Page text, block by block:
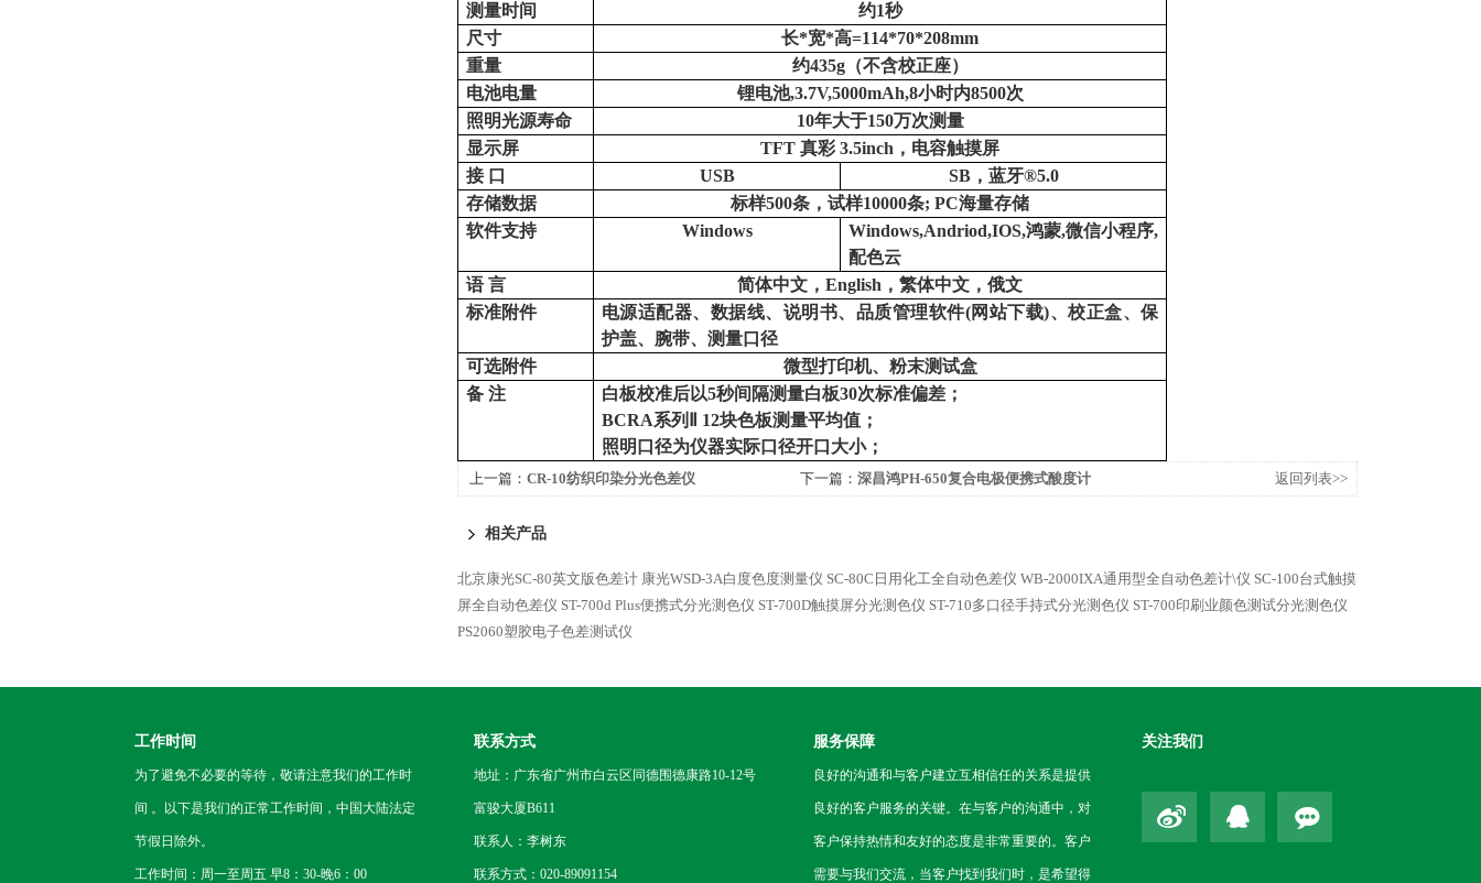
测量时间
约1秒
尺寸
长*宽*高=114*70*208mm
重量
约435g（不含校正座）
电池电量
锂电池,3.7V,5000mAh,8小时内8500次
照明光源寿命
10年大于150万次测量
显示屏
TFT 真彩 3.5inch，电容触摸屏
接 口 USB
SB，蓝牙®5.0
存储数据
标样500条，试样10000条; PC海量存储
软件支持
Windows
Windows,Andriod,IOS,鸿蒙,微信小程序,
配色云
语 言 简体中文， English，繁体中文，俄文
标准附件
电源适配器、数据线、说明书、品质管理软件(网站下载)、校正盒、保
护盖、腕带、测量口径
可选附件
微型打印机、粉末测试盒
备 注 白板校准后以5秒间隔测量白板30次标准偏差；
BCRA系列Ⅱ 12块色板测量平均值；
照明口径为仪器实际口径开口大小；
上一篇： CR-10纺织印染分光色差仪 下一篇： 深昌鸿PH-650复合电极便携式酸度计 返回列表>>
相关产品
北京康光SC-80英文版色差计 康光WSD-3A白度色度测量仪 SC-80C日用化工全自动色差仪 WB-2000IXA通用型全自动色差计\仪 SC-100台式触摸
屏全自动色差仪 ST-700d Plus便携式分光测色仪 ST-700D触摸屏分光测色仪 ST-710多口径手持式分光测色仪 ST-700印刷业颜色测试分光测色仪
PS2060塑胶电子色差测试仪
工作时间
为了避免不必要的等待，敬请注意我们的工作时
间 。以下是我们的正常工作时间，中国大陆法定
节假日除外。
工作时间：周一至周五 早8：30-晚6：00
联系方式
地址：广东省广州市白云区同德围德康路10-12号
富骏大厦B611
联系人：李树东
联系方式：020-89091154
服务保障
良好的沟通和与客户建立互相信任的关系是提供
良好的客户服务的关键。在与客户的沟通中，对
客户保持热情和友好的态度是非常重要的。客户
需要与我们交流，当客户找到我们时，是希望得
关注我们